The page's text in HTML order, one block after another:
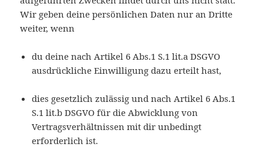
Wir geben deine persönlichen Daten nur an Dritte
weiter, wenn
du deine nach Artikel 6 Abs.1 S.1 lit.a DSGVO
ausdrückliche Einwilligung dazu erteilt hast,
dies gesetzlich zulässig und nach Artikel 6 Abs.1
S.1 lit.b DSGVO für die Abwicklung von
Vertragsverhältnissen mit dir unbedingt
erforderlich ist.